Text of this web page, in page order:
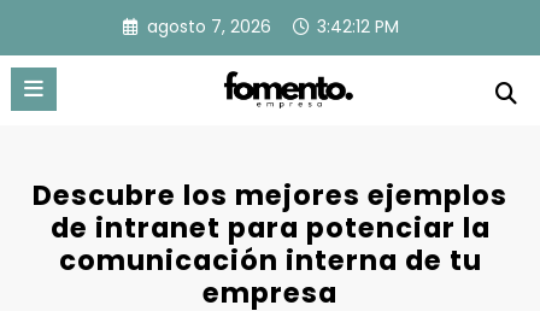
contenido
agosto 7, 2026 3:42:13 PM
Descubre los mejores ejemplos
de intranet para potenciar la
comunicación interna de tu
empresa